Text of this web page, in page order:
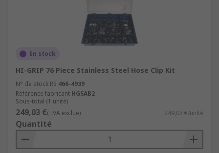
En stock
HI-GRIP 76 Piece Stainless Steel Hose Clip Kit
N° de stock RS 466-4939
Référence fabricant HGSAB2
Sous-total (1 unité)
249,03 €(TVA exclue) 249,03 €/unité
Quantité